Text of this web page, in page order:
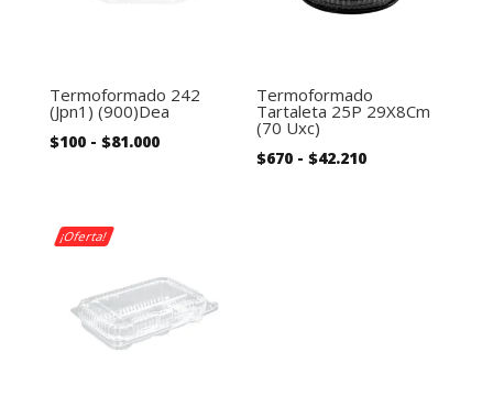
Termoformado 242
(Jpn1) (900)Dea
$100 - $81.000Rango
$81.000
Termoformado
Tartaleta 25P 29X8Cm
(70 Uxc)
$670 - $42.210Rango
¡Oferta!